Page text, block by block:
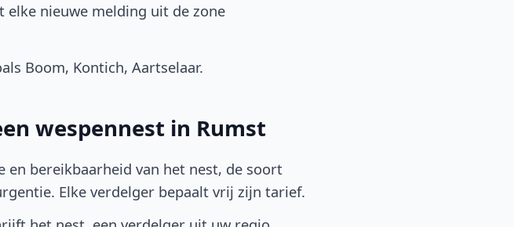
nieuwe melding uit de zone
Boom, Kontich, Aartselaar.
wespennest in Rumst
en bereikbaarheid van het nest, de soort
Elke verdelger bepaalt vrij zijn tarief.